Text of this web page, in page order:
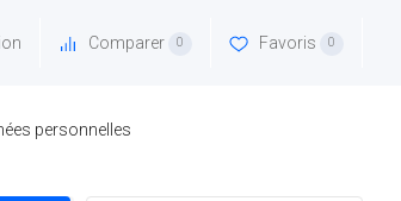
Comparer 0 Favoris 0
personnelles